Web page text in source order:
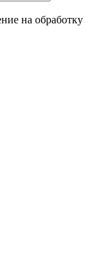
на обработку